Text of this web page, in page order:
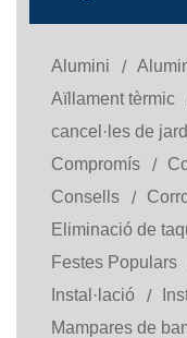
Alumini
Aïllament tèrmic
cancel·les de
Compromís
Consells
Eliminació de
Festes Populars
Instal·lació
Mampares de